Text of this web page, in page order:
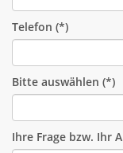
Telefon (*)
Bitte auswählen (*)
Ihre Frage bzw. Ihr